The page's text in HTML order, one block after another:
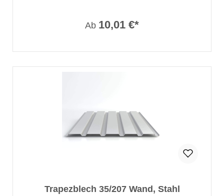
Ab 10,01 €*
Trapezblech 35/207 Wand, Stahl